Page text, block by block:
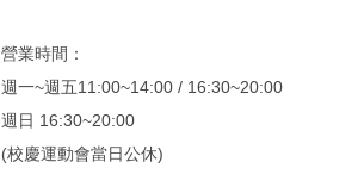
營業時間：
週一~週五11:00~14:00 / 16:30~20:00
週日 16:30~20:00
(校慶運動會當日公休)